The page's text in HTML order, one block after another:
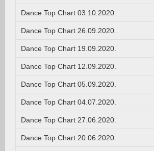
Dance Top Chart 03.10.2020.
Dance Top Chart 26.09.2020.
Dance Top Chart 19.09.2020.
Dance Top Chart 12.09.2020.
Dance Top Chart 05.09.2020.
Dance Top Chart 04.07.2020.
Dance Top Chart 27.06.2020.
Dance Top Chart 20.06.2020.